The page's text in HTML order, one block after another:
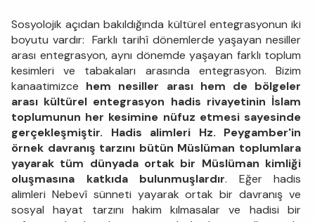
Sosyolojik açıdan bakıldığında kültürel entegrasyonun iki
boyutu vardır: Farklı tarihî dönemlerde yaşayan nesiller
arası entegrasyon, aynı dönemde yaşayan farklı toplum
kesimleri ve tabakaları arasında entegrasyon. Bizim
kanaatimizce hem nesiller arası hem de bölgeler
arası kültürel entegrasyon hadis rivayetinin İslam
toplumunun her kesimine nüfuz etmesi sayesinde
gerçekleşmiştir. Hadis alimleri Hz. Peygamber'in
örnek davranış tarzını bütün Müslüman toplumlara
yayarak tüm dünyada ortak bir Müslüman kimliği
oluşmasına katkıda bulunmuşlardır. Eğer hadis
alimleri Nebevî sünneti yayarak ortak bir davranış ve
sosyal hayat tarzını hakim kılmasalar ve hadisi bir